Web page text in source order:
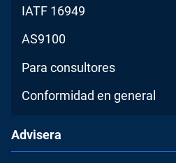
IATF 16949
AS9100
Para consultores
Conformidad en general
Advisera